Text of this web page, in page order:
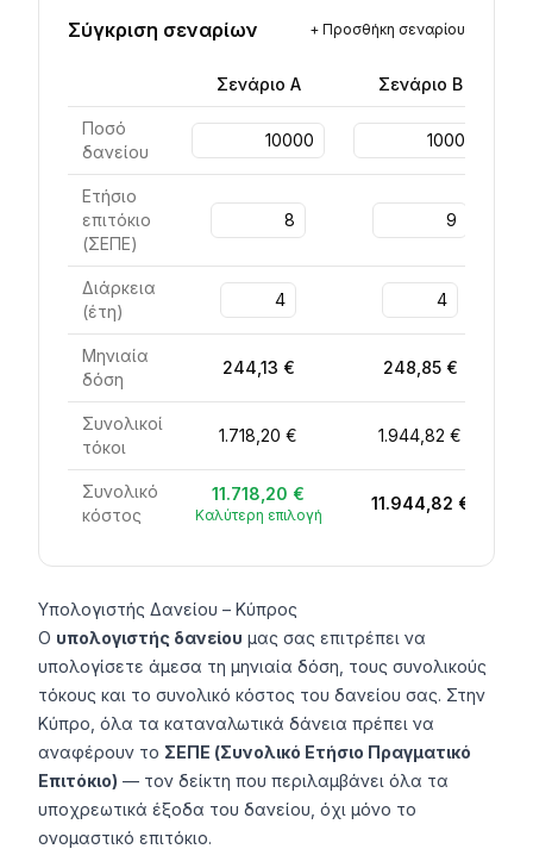
Σύγκριση σεναρίων + Προσθήκη σεναρίου
Σενάριο A Σενάριο B
Ποσό
δανείου
Ετήσιο
επιτόκιο
(ΣΕΠΕ)
Διάρκεια
(έτη)
Μηνιαία
δόση
244,13 € 248,85 €
Συνολικοί
τόκοι
1.718,20 € 1.944,82 €
Συνολικό
κόστος
11.718,20 €
Καλύτερη επιλογή
11.944,82 €
Υπολογιστής Δανείου – Κύπρος
Ο υπολογιστής δανείου μας σας επιτρέπει να
υπολογίσετε άμεσα τη μηνιαία δόση, τους συνολικούς
τόκους και το συνολικό κόστος του δανείου σας. Στην
Κύπρο, όλα τα καταναλωτικά δάνεια πρέπει να
αναφέρουν το ΣΕΠΕ (Συνολικό Ετήσιο Πραγματικό
Επιτόκιο) — τον δείκτη που περιλαμβάνει όλα τα
υποχρεωτικά έξοδα του δανείου, όχι μόνο το
ονομαστικό επιτόκιο.